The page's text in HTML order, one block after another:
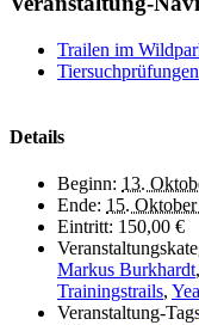
Trailen im
Details
Beginn: 13.
Ende: 15.
Eintritt: 150,00 €
Markus Burkhardt,
Trainingstrails,
Veranstaltung-